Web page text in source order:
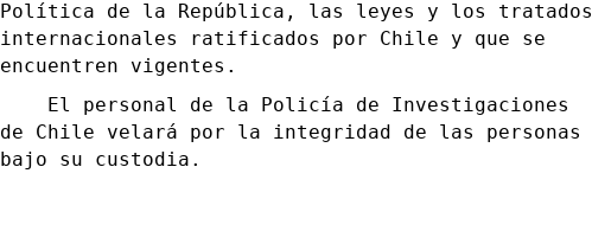
Política de la República, las leyes y los tratados
internacionales ratificados por Chile y que se
encuentren vigentes.
El personal de la Policía de Investigaciones
de Chile velará por la integridad de las personas
bajo su custodia.